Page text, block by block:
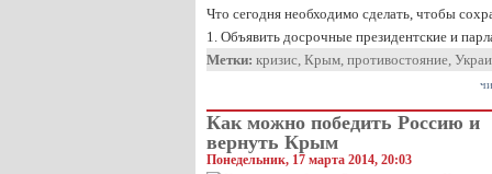
Что сегодня необходимо сделать, чтобы
1. Объявить досрочные президентские и
Метки: кризис, Крым, противостояние,
Как можно победить Россию и
вернуть Крым
Понедельник, 17 марта 2014, 20:03